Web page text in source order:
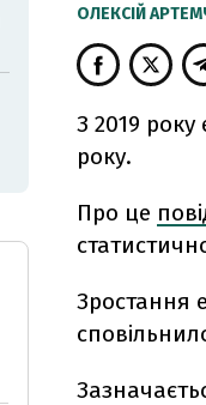
ОЛЕКСІЙ
З 2019 року
року.
Про це
Зростання